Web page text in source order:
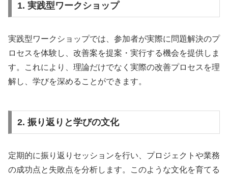
1. 実践型ワークショップ
実践型ワークショップでは、参加者が実際に問題解決のプ
ロセスを体験し、改善案を提案・実行する機会を提供しま
す。これにより、理論だけでなく実際の改善プロセスを理
解し、学びを深めることができます。
2. 振り返りと学びの文化
定期的に振り返りセッションを行い、プロジェクトや業務
の成功点と失敗点を分析します。このような文化を育てる